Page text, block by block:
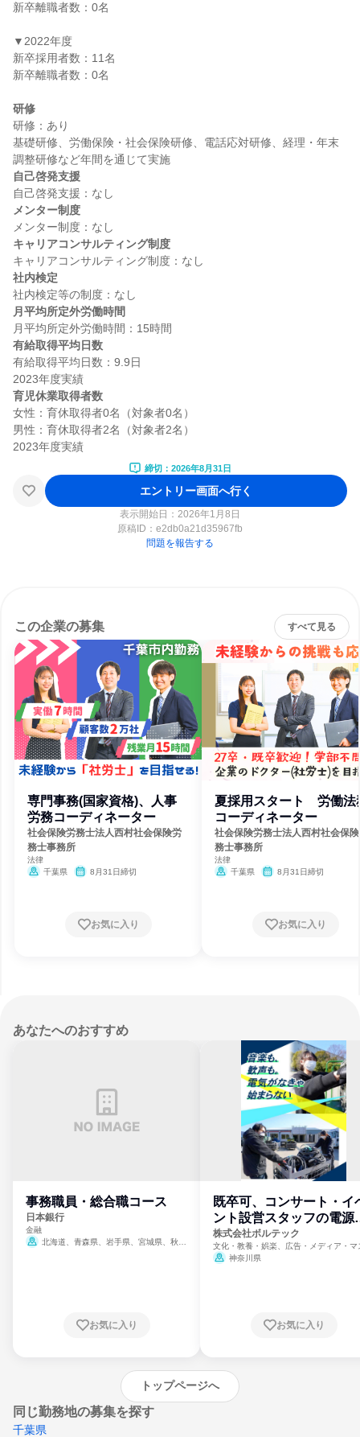
新卒離職者数：0名
▼2022年度
新卒採用者数：11名
新卒離職者数：0名
研修
研修：あり
基礎研修、労働保険・社会保険研修、電話応対研修、経理・年末
自己啓発支援
メンター制度
キャリアコンサルティング制度
社内検定
月平均所定外労働時間
有給取得平均日数
有給取得平均日数：9.9日
育児休業取得者数
女性：育休取得者0名（対象者0名）
男性：育休取得者2名（対象者2名）
締切：2026年8月31日
エントリー画面へ行く
表示開始日：2026年1月8日
原稿ID： e2db0a21d35967fb
問題を報告する
この企業の募集 すべて見る
専門事務(国家資格)、人事
労務コーディネーター
社会保険労務士法人西村社会保険労
務士事務所
法律
千葉県
8月31日締切
お気に入り
夏採用スタート 労働法
コーディネーター
社会保険労務士法人西村社会保
務士事務所
法律
千葉県
8月31日締切
お気に入り
あなたへのおすすめ
事務職員・総合職コース
日本銀行
金融
北海道、青森県、岩手県、宮城県、秋田
崎県、熊本県、大分県、宮崎県、鹿児島県、
お気に入り
既卒可、コンサート・イ
ント設営スタッフの電源
門
株式会社ボルテック
文化・教養・娯楽、広告・メディア・マ
ミ、電力・ガス・水道・エネルギー
神奈川県
お気に入り
トップページへ
同じ勤務地の募集を探す
千葉県